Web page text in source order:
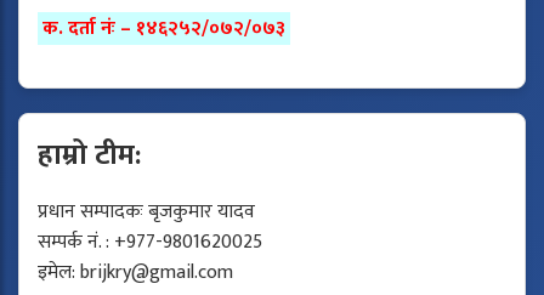
क. दर्ता नंः – १४६२५२/०७२/०७३
हाम्रो टीम:
प्रधान सम्पादकः बृजकुमार यादव
सम्पर्क नं. : +977-9801620025
इमेल:brijkry@gmail.com